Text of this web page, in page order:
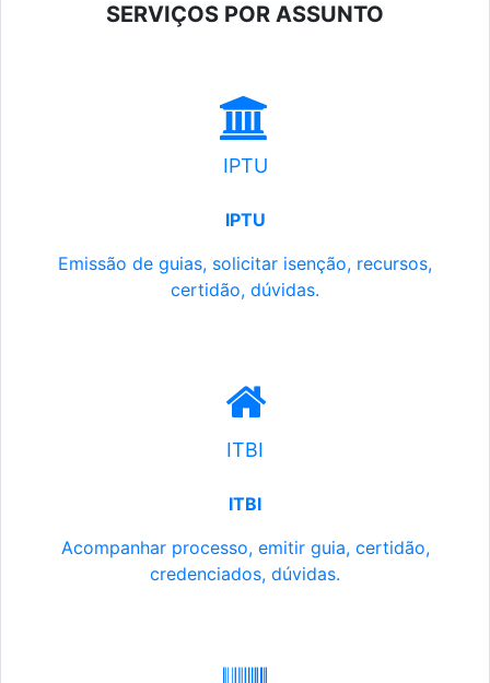
SERVIÇOS POR ASSUNTO
IPTU
IPTU
Emissão de guias, solicitar isenção, recursos,
certidão, dúvidas.
ITBI
ITBI
Acompanhar processo, emitir guia, certidão,
credenciados, dúvidas.